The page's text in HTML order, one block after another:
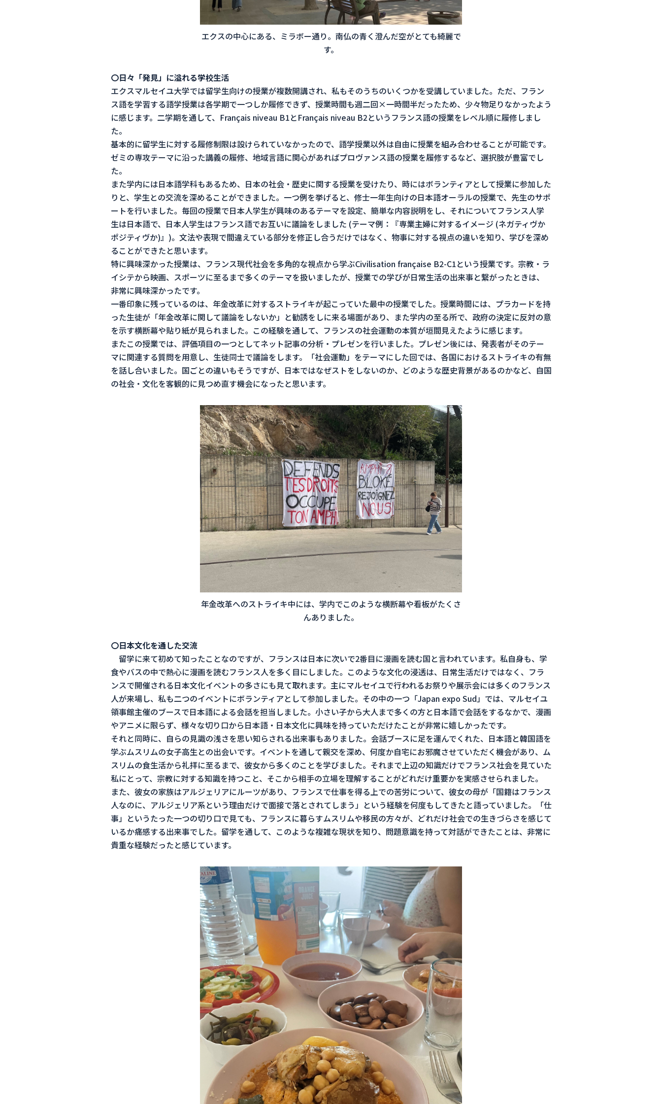
エクスの中心にある、ミラボー通り。南仏の青く澄んだ空がとても綺麗で
す。
〇日々「発見」に溢れる学校生活
エクスマルセイユ大学では留学生向けの授業が複数開講され、私もそのうちのいくつかを受講していました。ただ、フラン
ス語を学習する語学授業は各学期で一つしか履修できず、授業時間も週二回×一時間半だったため、少々物足りなかったよう
に感じます。二学期を通して、Français niveau B1とFrançais niveau B2というフランス語の授業をレベル順に履修しまし
た。
基本的に留学生に対する履修制限は設けられていなかったので、語学授業以外は自由に授業を組み合わせることが可能です。
ゼミの専攻テーマに沿った講義の履修、地域言語に関心があればプロヴァンス語の授業を履修するなど、選択肢が豊富でし
た。
また学内には日本語学科もあるため、日本の社会・歴史に関する授業を受けたり、時にはボランティアとして授業に参加した
りと、学生との交流を深めることができました。一つ例を挙げると、修士一年生向けの日本語オーラルの授業で、先生のサポ
ートを行いました。毎回の授業で日本人学生が興味のあるテーマを設定、簡単な内容説明をし、それについてフランス人学
生は日本語で、日本人学生はフランス語でお互いに議論をしました (テーマ例：『専業主婦に対するイメージ (ネガティヴか
ポジティヴか)』)。文法や表現で間違えている部分を修正し合うだけではなく、物事に対する視点の違いを知り、学びを深め
ることができたと思います。
特に興味深かった授業は、フランス現代社会を多角的な視点から学ぶCivilisation française B2-C1という授業です。宗教・ラ
イシテから映画、スポーツに至るまで多くのテーマを扱いましたが、授業での学びが日常生活の出来事と繋がったときは、
非常に興味深かったです。
一番印象に残っているのは、年金改革に対するストライキが起こっていた最中の授業でした。授業時間には、プラカードを持
った生徒が「年金改革に関して議論をしないか」と勧誘をしに来る場面があり、また学内の至る所で、政府の決定に反対の意
を示す横断幕や貼り紙が見られました。この経験を通して、フランスの社会運動の本質が垣間見えたように感じます。
またこの授業では、評価項目の一つとしてネット記事の分析・プレゼンを行いました。プレゼン後には、発表者がそのテー
マに関連する質問を用意し、生徒同士で議論をします。「社会運動」をテーマにした回では、各国におけるストライキの有無
を話し合いました。国ごとの違いもそうですが、日本ではなぜストをしないのか、どのような歴史背景があるのかなど、自国
の社会・文化を客観的に見つめ直す機会になったと思います。
年金改革へのストライキ中には、学内でこのような横断幕や看板がたくさ
んありました。
〇日本文化を通した交流
留学に来て初めて知ったことなのですが、フランスは日本に次いで2番目に漫画を読む国と言われています。私自身も、学
食やバスの中で熱心に漫画を読むフランス人を多く目にしました。このような文化の浸透は、日常生活だけではなく、フラ
ンスで開催される日本文化イベントの多さにも見て取れます。主にマルセイユで行われるお祭りや展示会には多くのフランス
人が来場し、私も二つのイベントにボランティアとして参加しました。その中の一つ「Japan expo Sud」では、マルセイユ
領事館主催のブースで日本語による会話を担当しました。小さい子から大人まで多くの方と日本語で会話をするなかで、漫画
やアニメに限らず、様々な切り口から日本語・日本文化に興味を持っていただけたことが非常に嬉しかったです。
それと同時に、自らの見識の浅さを思い知らされる出来事もありました。会話ブースに足を運んでくれた、日本語と韓国語を
学ぶムスリムの女子高生との出会いです。イベントを通して親交を深め、何度か自宅にお邪魔させていただく機会があり、ム
スリムの食生活から礼拝に至るまで、彼女から多くのことを学びました。それまで上辺の知識だけでフランス社会を見ていた
私にとって、宗教に対する知識を持つこと、そこから相手の立場を理解することがどれだけ重要かを実感させられました。
また、彼女の家族はアルジェリアにルーツがあり、フランスで仕事を得る上での苦労について、彼女の母が「国籍はフランス
人なのに、アルジェリア系という理由だけで面接で落とされてしまう」という経験を何度もしてきたと語っていました。「仕
事」というたった一つの切り口で見ても、フランスに暮らすムスリムや移民の方々が、どれだけ社会での生きづらさを感じて
いるか痛感する出来事でした。留学を通して、このような複雑な現状を知り、問題意識を持って対話ができたことは、非常に
貴重な経験だったと感じています。